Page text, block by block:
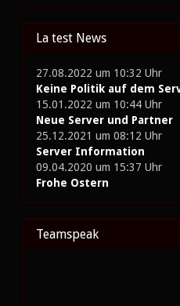
La test News
27.08.2022 um 10:32 Uhr
Keine Politik auf dem
15.01.2022 um 10:44 Uhr
Neue Server und Partner
25.12.2021 um 08:12 Uhr
Server Information
09.04.2020 um 15:37 Uhr
Frohe Ostern
Teamspeak